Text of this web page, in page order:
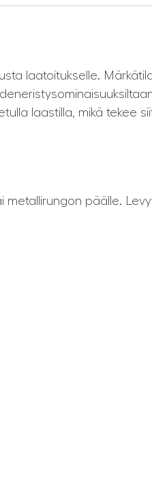
laatoitukselle.
laastilla, mikä tekee
metallirungon päälle.